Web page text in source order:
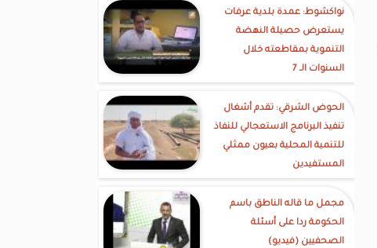
نواكشوط: عمدة بلدية عرفات
يستعرض حصيلة النهضة
التنموية بمقاطعته خلال
السنوات الـ 7
الحوض الشرقي: تقدم أشغال
تنفيذ البرنامج الاستعجالي للنفاذ
للتنمية المحلية بعيون ممثلي
المستفيدين
مجمل ما قاله الناطق باسم
الحكومة ردا على أسئلة
الصحفيين (فيديو)